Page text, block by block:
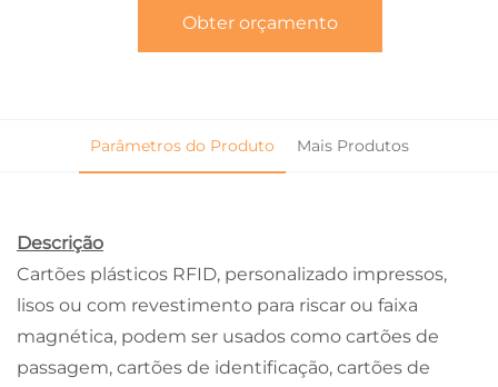
Obter orçamento
Parâmetros do Produto Mais Produtos
Descrição
Cartões plásticos RFID, personalizado impressos,
lisos ou com revestimento para riscar ou faixa
magnética, podem ser usados como cartões de
passagem, cartões de identificação, cartões de